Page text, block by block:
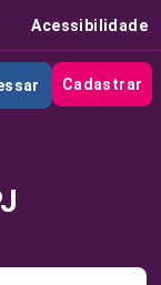
Acessibilidade
Cadastrar